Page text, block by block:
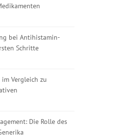
bei Antihistamin-
Schritte
Vergleich zu
Die Rolle des